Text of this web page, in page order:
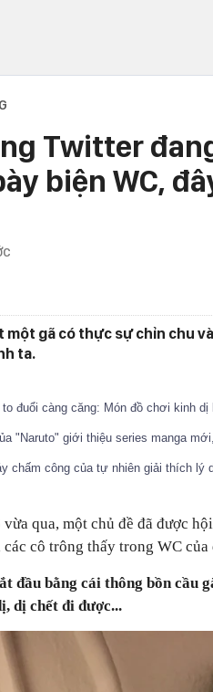
Twitter
biện WC,
một gã có thực sự chỉn chu
ta.
to đuổi càng căng: Món đồ chơi kinh
"Naruto" giới thiệu series manga
chấm công của tự nhiên giải thích lý
vừa qua, một chủ đề đã được
các cô trông thấy trong WC của
đầu bằng cái thông bồn cầu
dị chết đi được...